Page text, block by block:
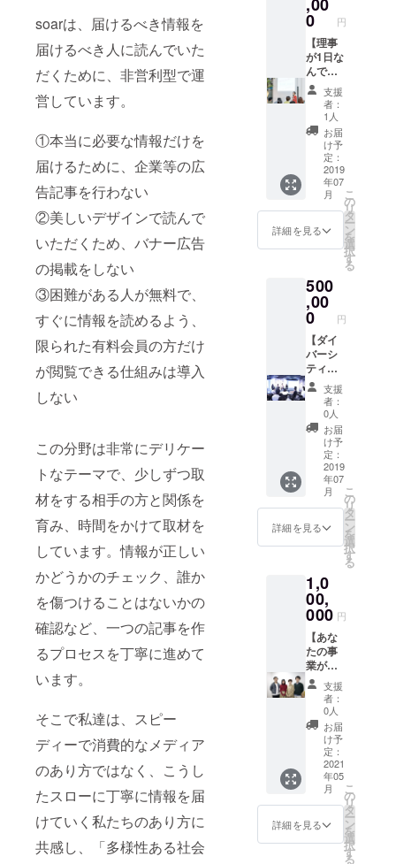
soarは、届けるべき情報を
届けるべき人に読んでいた
だくために、非営利型で運
営しています。
①本当に必要な情報だけを
届けるために、企業等の広
告記事を行わない
②美しいデザインで読んで
いただくため、バナー広告
の掲載をしない
③困難がある人が無料で、
すぐに情報を読めるよう、
限られた有料会員の方だけ
が閲覧できる仕組みは導入
しない
この分野は非常にデリケー
トなテーマで、少しずつ取
材をする相手の方と関係を
育み、時間をかけて取材を
しています。情報が正しい
かどうかのチェック、誰か
を傷つけることはないかの
確認など、一つの記事を作
るプロセスを丁寧に進めて
います。
そこで私達は、スピー
ディーで消費的なメディア
のあり方ではなく、こうし
たスローに丁寧に情報を届
けていく私たちのあり方に
共感し、「多様性ある社会
へご希
望のお
名前を
ご記入
くださ
い
ハーブ
ティー
「soar
tea」の
mornin
g＆
nightを
3セット
お届け
します
・サイ
トに名
前を掲
載させ
ていた
だきま
す（希
望者の
掲載を
ご希望
の方
は、支
援時に
備考欄
へご希
望のお
名前を
ご記入
くださ
いいた
だくこ
とが可
能で
す） ・
代表の
工藤か
らお礼
のメー
ル ・サ
イトリ
ニュー
アルま
での進
捗を伝
える
メール
マガジ
１回お
届け
（2019
年12月
まで）
・soar
のロゴ
ステッ
カー5枚
をお送
りしま
す ・ブ
レンド
ハーブ
ティー
「soar
tea」の
mornin
g＆
nightを
お届け
します
・サイ
トに名
前を掲
載させ
ていた
だきま
す（希
望者の
み） ※
掲載を
ご希望
の方
は、支
援時に
備考欄
へご希
望のお
名前を
演は1〜
2時間程
度。
テーマ
はsoar
の活
動、ダ
イバー
シ
ティ、
メディ
アづく
り、社
会課題
を解決
する事
業づく
りな
相談し
て決
定。
2019年
6月以
降） ※
日程は
後ほど
調整さ
せてい
ただき
ます ※
旅費交
通費は
別途い
ただき
ます ・
代表の
工藤か
らお礼
ル ・サ
イトリ
ニュー
アルま
での進
捗を伝
える
メール
マガジ
ンを月
１回お
届け
（2019
年12月
まで）
・soar
のロゴ
ステッ
カー5枚
をお送
,00
0 円
【理事
が1日な
んでも
やらせ
ていた
だきま
すコー
ス】 ・
理事の
工藤瑞
穂or 鈴
木悠平
orモリ
ジュン
ヤor碇
和生の
がなん
でもや
ります
（2019
年6月以
降） ※
事業の
アイデ
ア出
し、組
織づく
りの相
談など
内容は
ご相談
くださ
い。公
序良俗
に反す
る内
令に違
反する
内容な
どは、
場合に
よって
はお受
けでき
ないも
のもあ
ります
のでご
了承く
ださい
※日程は
後ほど
調整さ
せてい
ただき
ます ※
支援
者：
1人
お届
け予
定：
2019
年07
月
詳細を見る
こ
の
リ
タ
ー
ン
を
選
択
す
る
500
,00
0 円
【ダイ
バーシ
ティや
事業づ
くりを
テーマ
に法人
研修
コー
ス】 ・
ダイ
バーシ
ティや
社会課
題を解
決する
くりを
テーマ
とした
法人研
修（最
長1日ま
で、
2019年
6月以
降） ※
日程は
後ほど
調整さ
せてい
ただき
ます ※
旅費交
通費は
別途い
ただき
支援
者：
0人
お届
け予
定：
2019
年07
月
詳細を見る
こ
の
リ
タ
ー
ン
を
選
択
す
る
1,0
00,
000 円
【あな
たの事
業が完
成する
まで理
事が伴
走しま
すコー
ス】 ・
事業が
完成す
るまで
理事の
工藤瑞
穂or 鈴
木悠平
支援
者：
0人
お届
け予
定：
2021
年05
月
詳細を見る
こ
の
リ
タ
ー
ン
を
選
択
す
る